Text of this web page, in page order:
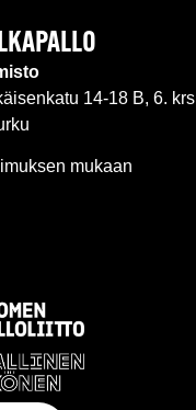
14-18 B, 6. krs
mukaan